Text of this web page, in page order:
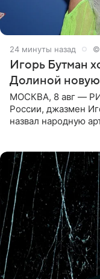
24 минуты назад ©
Игорь Бутман
Долиной
МОСКВА, 8 авг —
России, джазмен
назвал народную